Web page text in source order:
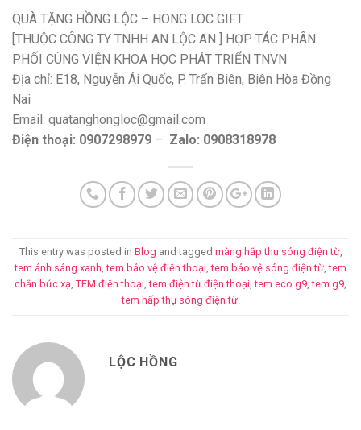
QUÀ TẶNG HỒNG LỘC – HONG LOC GIFT
[THUỘC CÔNG TY TNHH AN LỘC AN ] HỢP TÁC PHÂN
PHỐI CÙNG VIỆN KHOA HỌC PHÁT TRIỂN TNVN
Địa chỉ: E18, Nguyễn Ái Quốc, P. Trấn Biên, Biên Hòa Đồng
Nai
Email: quatanghongloc@gmail.com
Điện thoại: 0907298979 – Zalo: 0908318978
This entry was posted in Blog and tagged màng hấp thu sóng điện từ,
tem ánh sáng xanh,tem bảo vệ điện thoại,tem bảo vệ sóng điện từ,tem
chắn bức xạ, TEM điện thoại,tem điện từ điện thoại,tem eco g9,tem g9,
tem hấp thụ sóng điện từ.
LỘC HỒNG